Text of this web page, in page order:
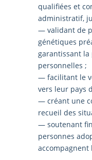
qualifiées et
administratif,
— validant de
génétiques
garantissant
personnelles ;
— facilitant le
vers leur pays
— créant une
recueil des
— soutenant
personnes
accompagnent